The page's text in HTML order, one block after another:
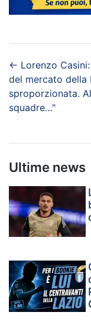
← Lorenzo
del mercato della
sproporzionata.
squadre…"
Ultime news